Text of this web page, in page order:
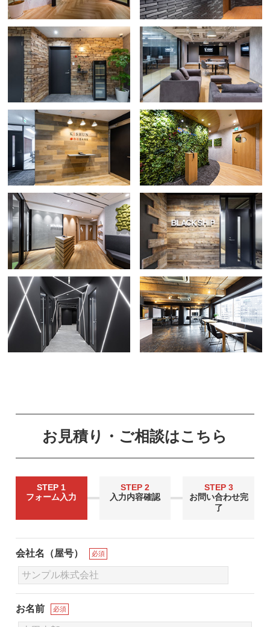
お見積り・ご相談はこちら
STEP 1
フォーム入力
STEP 2
入力内容確認
STEP 3
お問い合わせ完
了
会社名（屋号） 必須
お名前 必須